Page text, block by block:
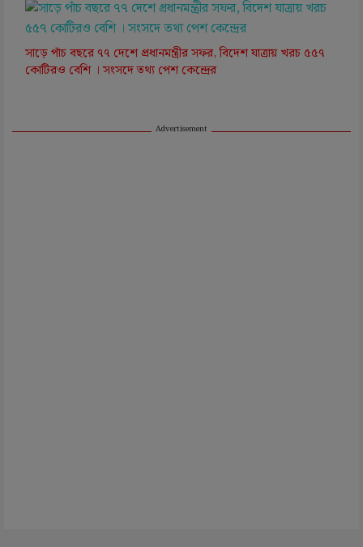
সাড়ে পাঁচ বছরে ৭৭ দেশে প্রধানমন্ত্রীর সফর, বিদেশ যাত্রায় খরচ ৫৫৭
কোটিরও বেশি । সংসদে তথ্য পেশ কেন্দ্রের
Advertisement